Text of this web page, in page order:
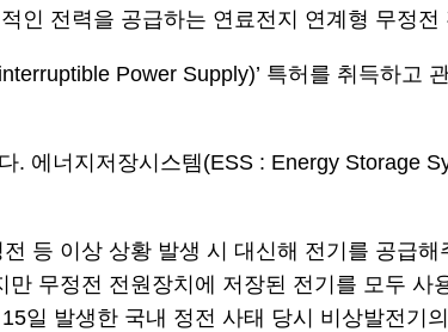
인 전력을 공급하는 연료전지 연계형 무정
Power Supply)’ 특허를 취득하고
에너지저장시스템(ESS : Energy Storage
등 이상 상황 발생 시 대신해 전기를 공급
무정전 전원장치에 저장된 전기를 모두 사
일 발생한 국내 정전 사태 당시 비상발전기